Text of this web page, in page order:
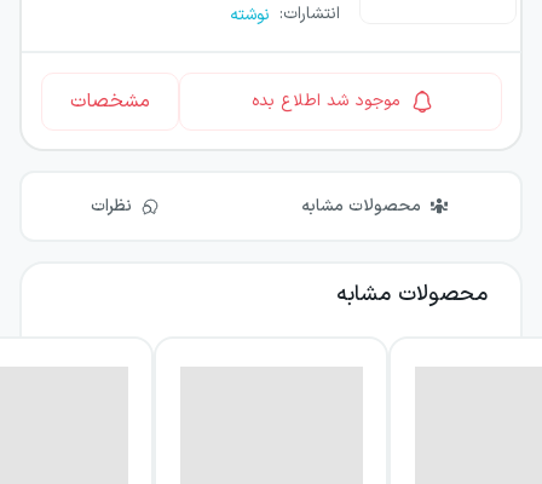
انتشارات: نوشته
موجود شد اطلاع بده مشخصات
محصولات مشابه نظرات
محصولات مشابه